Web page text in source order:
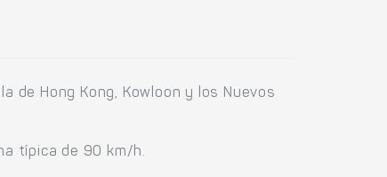
de Hong Kong, Kowloon y los Nuevos
típica de 90 km/h.